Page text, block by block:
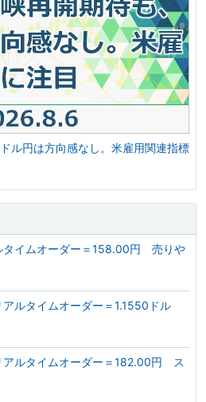
ル円は方向感なし。米雇用関連指標
タイムオーダー＝158.00円 売りや
アルタイムオーダー＝1.1550ドル
アルタイムオーダー＝182.00円 ス